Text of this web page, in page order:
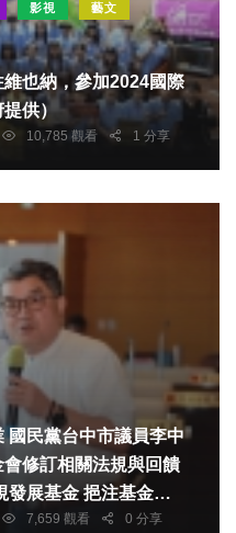
影視 藝文
也納，參加2024國際
提供）
10,785 觀看 1 分享
修訂相關法規與回饋
7,659 觀看 0 分享